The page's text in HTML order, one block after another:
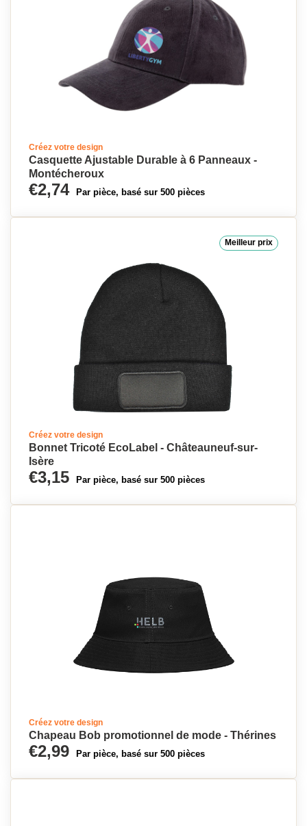
Créez votre design
Casquette Ajustable Durable à 6 Panneaux -
Montécheroux
€2,74 Par pièce, basé sur 500 pièces
Meilleur prix
Créez votre design
Bonnet Tricoté EcoLabel - Châteauneuf-sur-
Isère
€3,15 Par pièce, basé sur 500 pièces
Créez votre design
Chapeau Bob promotionnel de mode - Thérines
€2,99 Par pièce, basé sur 500 pièces